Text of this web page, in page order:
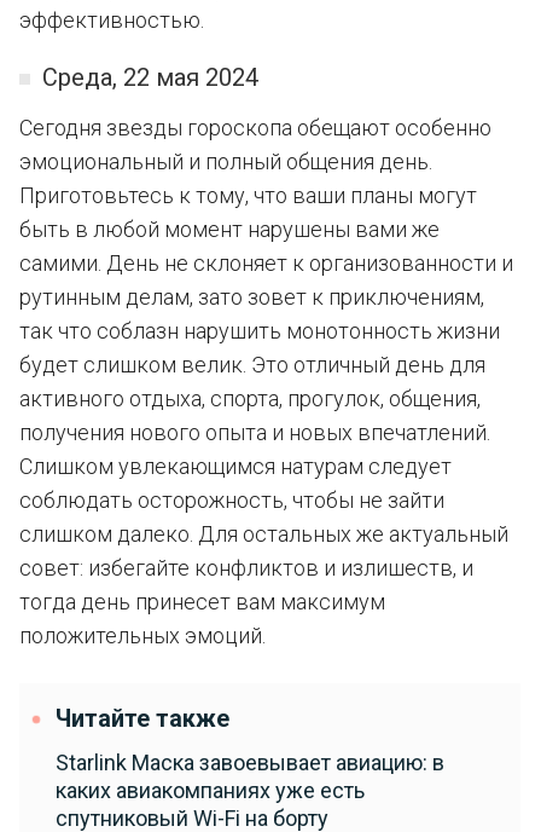
эффективностью.
Среда, 22 мая 2024
Сегодня звезды гороскопа обещают особенно
эмоциональный и полный общения день.
Приготовьтесь к тому, что ваши планы могут
быть в любой момент нарушены вами же
самими. День не склоняет к организованности и
рутинным делам, зато зовет к приключениям,
так что соблазн нарушить монотонность жизни
будет слишком велик. Это отличный день для
активного отдыха, спорта, прогулок, общения,
получения нового опыта и новых впечатлений.
Слишком увлекающимся натурам следует
соблюдать осторожность, чтобы не зайти
слишком далеко. Для остальных же актуальный
совет: избегайте конфликтов и излишеств, и
тогда день принесет вам максимум
положительных эмоций.
Читайте также
Starlink Маска завоевывает авиацию: в
каких авиакомпаниях уже есть
спутниковый Wi-Fi на борту